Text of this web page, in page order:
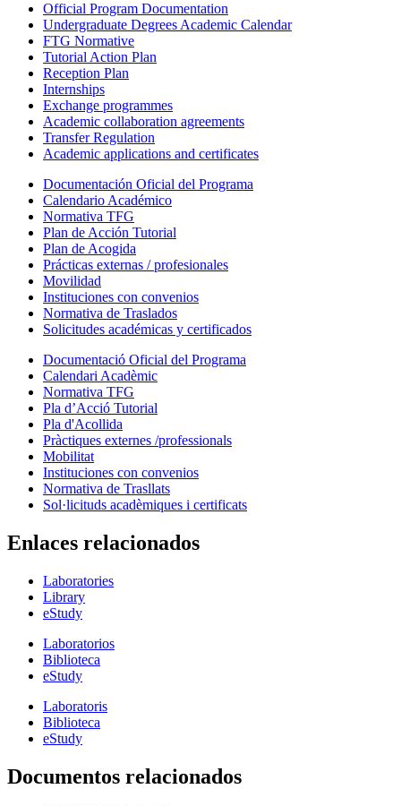
Official Program Documentation
Undergraduate Degrees Academic Calendar
FTG Normative
Tutorial Action Plan
Reception Plan
Internships
Exchange programmes
Academic collaboration agreements
Transfer Regulation
Academic applications and certificates
Documentación Oficial del Programa
Calendario Académico
Normativa TFG
Plan de Acción Tutorial
Plan de Acogida
Prácticas externas / profesionales
Movilidad
Instituciones con convenios
Normativa de Traslados
Solicitudes académicas y certificados
Documentació Oficial del Programa
Calendari Acadèmic
Normativa TFG
Pla d’Acció Tutorial
Pla d'Acollida
Pràctiques externes /professionals
Mobilitat
Instituciones con convenios
Normativa de Trasllats
Sol·licituds acadèmiques i certificats
Enlaces relacionados
Laboratories
Library
eStudy
Laboratorios
Biblioteca
eStudy
Laboratoris
Biblioteca
eStudy
Documentos relacionados